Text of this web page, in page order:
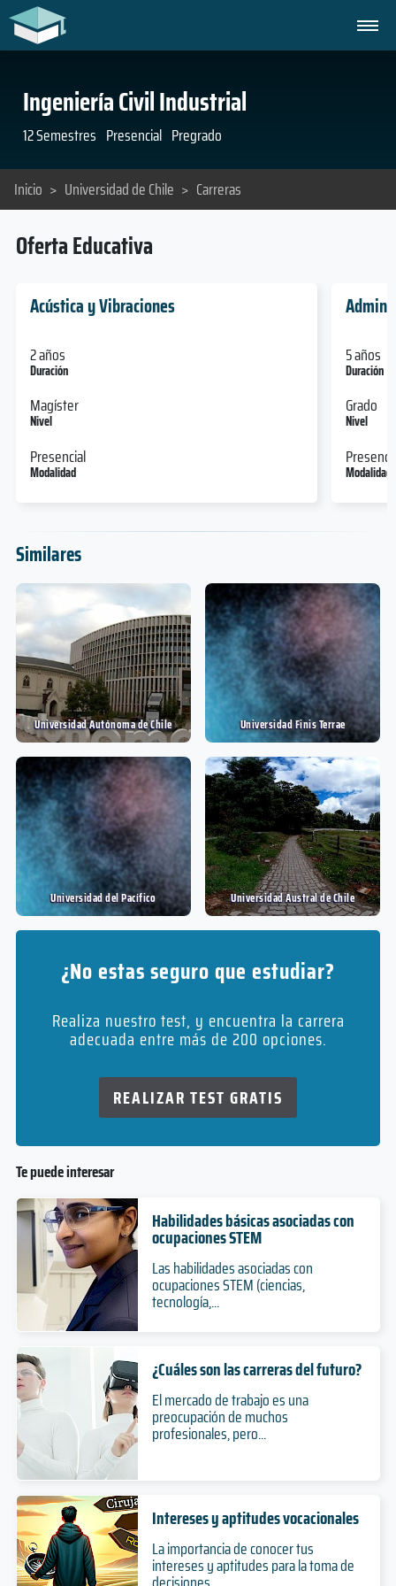
Ingeniería Civil Industrial
12 Semestres Presencial Pregrado
Inicio > Universidad de Chile > Carreras
Oferta Educativa
Acústica y Vibraciones
2 años
Duración
Magíster
Nivel
Presencial
Modalidad
5 años
Duración
Grado
Nivel
Modalidad
Similares
Universidad Autónoma de Chile Universidad Finis Terrae
Universidad del Pací­fico Universidad Austral de Chile
¿No estas seguro que estudiar?
Realiza nuestro test, y encuentra la carrera
adecuada entre más de 200 opciones.
REALIZAR TEST GRATIS
Te puede interesar
Habilidades básicas asociadas con
ocupaciones STEM
Las habilidades asociadas con
ocupaciones STEM (ciencias,
tecnología,...
¿Cuáles son las carreras del futuro?
El mercado de trabajo es una
preocupación de muchos
profesionales, pero...
Intereses y aptitudes vocacionales
La importancia de conocer tus
intereses y aptitudes para la toma de